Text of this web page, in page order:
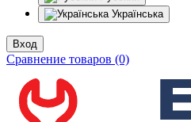
Українська
Вход
Сравнение товаров (0)